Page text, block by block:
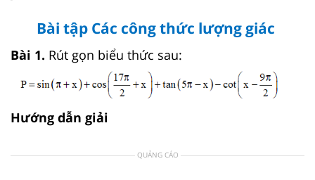
Bài tập Các công thức lượng giác
Bài 1. Rút gọn biểu thức sau:
Hướng dẫn giải
QUẢNG CÁO